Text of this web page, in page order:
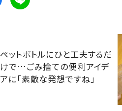
ペットボトルにひと工夫するだ
けで…ごみ捨ての便利アイデ
アに「素敵な発想ですね」